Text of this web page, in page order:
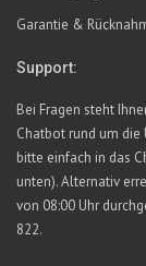
Garantie &
Support:
Bei Fragen steht
Chatbot rund um die
bitte einfach in das
unten). Alternativ
von 08:00 Uhr
822.